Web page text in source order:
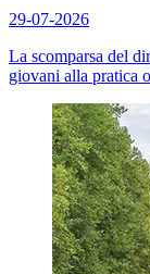
29-07-2026
La scomparsa del
giovani alla pratica